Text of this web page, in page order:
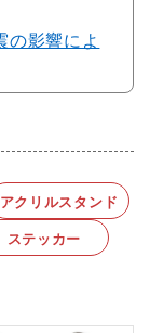
アクリルスタンド
ステッカー